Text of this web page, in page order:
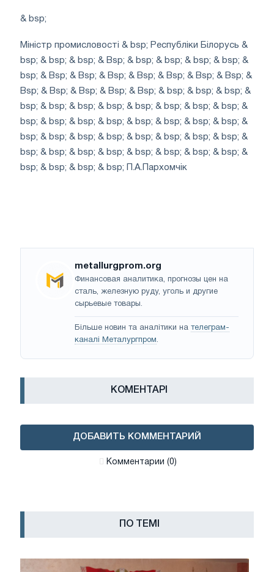
& bsp;
Міністр промисловості & bsp; Республіки Білорусь &
bsp; & bsp; & bsp; & Bsp; & bsp; & bsp; & bsp; & bsp; &
bsp; & Bsp; & Bsp; & Bsp; & Bsp; & Bsp; & Bsp; & Bsp; &
Bsp; & Bsp; & Bsp; & Bsp; & Bsp; & bsp; & bsp; & bsp; &
bsp; & bsp; & bsp; & bsp; & bsp; & bsp; & bsp; & bsp; &
bsp; & bsp; & bsp; & bsp; & bsp; & bsp; & bsp; & bsp; &
bsp; & bsp; & bsp; & bsp; & bsp; & bsp; & bsp; & bsp; &
bsp; & bsp; & bsp; & bsp; & bsp; & bsp; & bsp; & bsp; &
bsp; & bsp; & bsp; & bsp; П.А.Пархомчік
metallurgprom.org
Финансовая аналитика, прогнозы цен на
сталь, железную руду, уголь и другие
сырьевые товары.
Більше новин та аналітики на телеграм-
каналі Металургпром.
КОМЕНТАРІ
ДОБАВИТЬ КОММЕНТАРИЙ
Комментарии (0)
ПО ТЕМІ